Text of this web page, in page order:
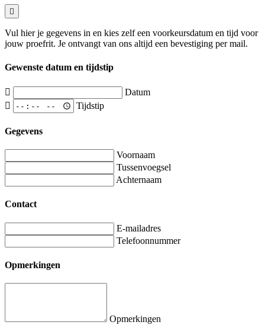
Vul hier je gegevens in en kies zelf een voorkeursdatum en tijd voor
jouw proefrit. Je ontvangt van ons altijd een bevestiging per mail.
Gewenste datum en tijdstip
Datum
Tijdstip
Gegevens
Voornaam
Tussenvoegsel
Achternaam
Contact
E-mailadres
Telefoonnummer
Opmerkingen
Opmerkingen